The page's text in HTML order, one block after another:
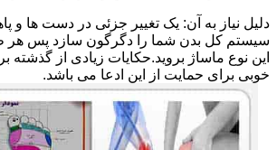
دلیل نیاز به آن: یک تغییر جزئی در دست ها و
سیستم کل بدن شما را دگرگون سازد پس هر
این نوع ماساژ بروید.حکایات زیادی از گذشته
خوبی برای حمایت از این ادعا می باشد.